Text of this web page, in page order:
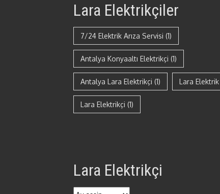
Lara Elektrikçiler
7/24 Elektrik Arıza Servisi (1)
Antalya Konyaaltı Elektrikçi (1)
Antalya Lara Elektrikçi (1) Lara Elektrik
Lara Elektrikçi (1)
Lara Elektrikçi